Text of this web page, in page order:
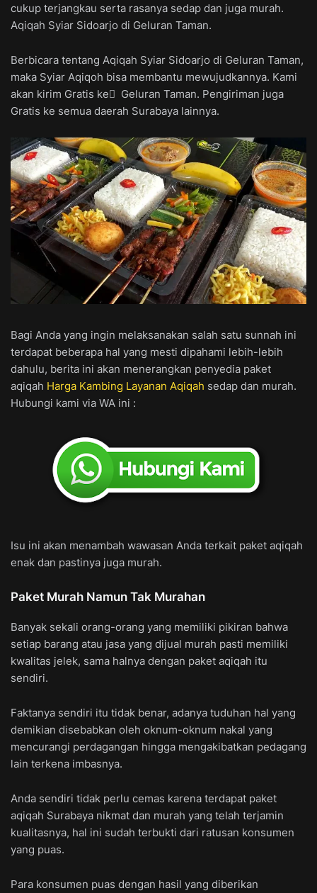
cukup terjangkau serta rasanya sedap dan juga murah.
Aqiqah Syiar Sidoarjo di Geluran Taman.
Berbicara tentang Aqiqah Syiar Sidoarjo di Geluran Taman,
maka Syiar Aqiqoh bisa membantu mewujudkannya. Kami
akan kirim Gratis ke ِ Geluran Taman. Pengiriman juga
Gratis ke semua daerah Surabaya lainnya.
Bagi Anda yang ingin melaksanakan salah satu sunnah ini
terdapat beberapa hal yang mesti dipahami lebih-lebih
dahulu, berita ini akan menerangkan penyedia paket
aqiqah Harga Kambing Layanan Aqiqah sedap dan murah.
Hubungi kami via WA ini :
Isu ini akan menambah wawasan Anda terkait paket aqiqah
enak dan pastinya juga murah.
Paket Murah Namun Tak Murahan
Banyak sekali orang-orang yang memiliki pikiran bahwa
setiap barang atau jasa yang dijual murah pasti memiliki
kwalitas jelek, sama halnya dengan paket aqiqah itu
sendiri.
Faktanya sendiri itu tidak benar, adanya tuduhan hal yang
demikian disebabkan oleh oknum-oknum nakal yang
mencurangi perdagangan hingga mengakibatkan pedagang
lain terkena imbasnya.
Anda sendiri tidak perlu cemas karena terdapat paket
aqiqah Surabaya nikmat dan murah yang telah terjamin
kualitasnya, hal ini sudah terbukti dari ratusan konsumen
yang puas.
Para konsumen puas dengan hasil yang diberikan